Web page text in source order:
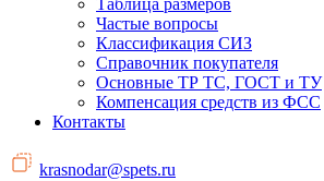
Таблица размеров
Частые вопросы
Классификация СИЗ
Справочник покупателя
Основные ТР ТС, ГОСТ и ТУ
Компенсация средств из ФСС
Контакты
krasnodar@spets.ru